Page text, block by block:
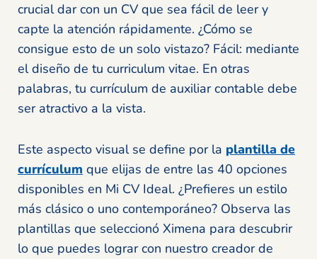
crucial dar con un CV que sea fácil de leer y
capte la atención rápidamente. ¿Cómo se
consigue esto de un solo vistazo? Fácil: mediante
el diseño de tu curriculum vitae. En otras
palabras, tu currículum de auxiliar contable debe
ser atractivo a la vista.
Este aspecto visual se define por la plantilla de
currículum que elijas de entre las 40 opciones
disponibles en Mi CV Ideal. ¿Prefieres un estilo
más clásico o uno contemporáneo? Observa las
plantillas que seleccionó Ximena para descubrir
lo que puedes lograr con nuestro creador de